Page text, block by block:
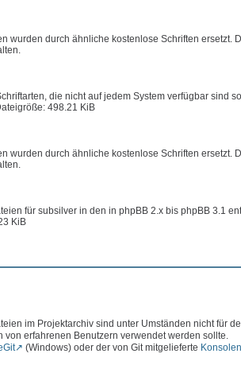
wurden durch ähnliche kostenlose Schriften ersetzt.
die nicht auf jedem System verfügbar sind
498.21 KiB
wurden durch ähnliche kostenlose Schriften ersetzt.
für subsilver in den in phpBB 2.x bis phpBB 3.1
KiB
im Projektarchiv sind unter Umständen nicht für
erfahrenen Benutzern verwendet werden sollte.
(Windows) oder der von Git mitgelieferte